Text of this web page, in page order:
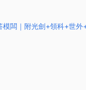
闆｜附光劍+領科+世外